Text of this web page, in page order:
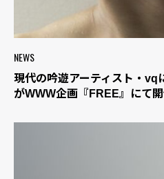
NEWS
現代の吟遊アーティスト・vq
がWWW企画『FREE』にて